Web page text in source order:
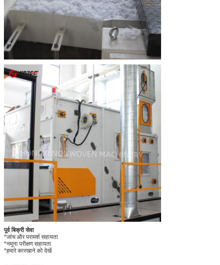
पूर्व बिक्री सेवा
*जांच और परामर्श सहायता
*नमूना परीक्षण सहायता
*हमारे कारखाने को देखें